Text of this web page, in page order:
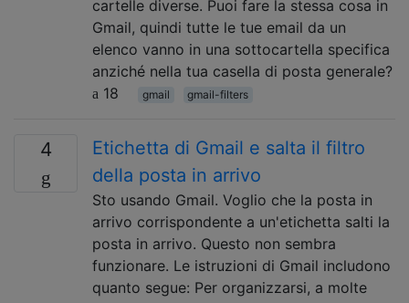
cartelle diverse. Puoi fare la stessa cosa in
Gmail, quindi tutte le tue email da un
elenco vanno in una sottocartella specifica
anziché nella tua casella di posta generale?
18
gmail gmail-filters
4
Etichetta di Gmail e salta il filtro
della posta in arrivo
Sto usando Gmail. Voglio che la posta in
arrivo corrispondente a un'etichetta salti la
posta in arrivo. Questo non sembra
funzionare. Le istruzioni di Gmail includono
quanto segue: Per organizzarsi, a molte